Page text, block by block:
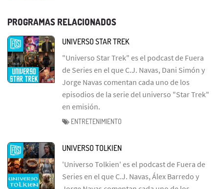
PROGRAMAS RELACIONADOS
UNIVERSO STAR TREK
"Universo Star Trek" es el podcast de Fuera
de Series en el que C.J. Navas, Dani Simón y
Jorge Navas comentan cada uno de los
episodios de la serie del universo "Star Trek"
en emisión.
ENTRETENIMIENTO
UNIVERSO TOLKIEN
'Universo Tolkien' es el podcast de Fuera de
Series en el que C.J. Navas, Álex Barredo y